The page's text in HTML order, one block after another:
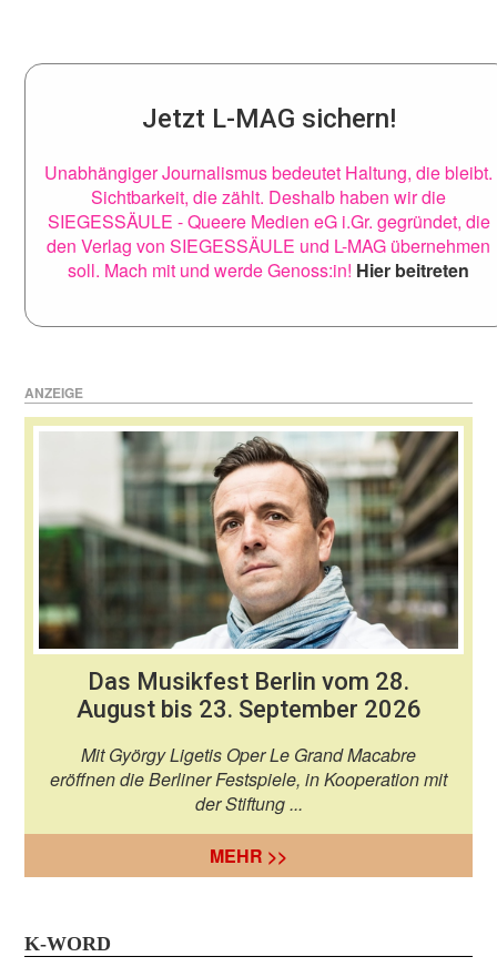
Jetzt L-MAG sichern!
Unabhängiger Journalismus bedeutet Haltung, die bleibt.
Sichtbarkeit, die zählt. Deshalb haben wir die
SIEGESSÄULE - Queere Medien eG i.Gr. gegründet, die
den Verlag von SIEGESSÄULE und L-MAG übernehmen
soll. Mach mit und werde Genoss:in! Hier beitreten
ANZEIGE
Das Musikfest Berlin vom 28.
August bis 23. September 2026
Mit György Ligetis Oper Le Grand Macabre
eröffnen die Berliner Festspiele, in Kooperation mit
der Stiftung ...
MEHR >>
K-WORD